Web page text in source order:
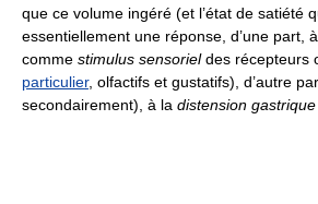
que ce volume ingéré (et l’état de satiété
essentiellement une réponse, d’une part, à
comme stimulus sensorieldes récepteurs
particulier, olfactifs et gustatifs), d’autre
secondairement), à la distension gastrique